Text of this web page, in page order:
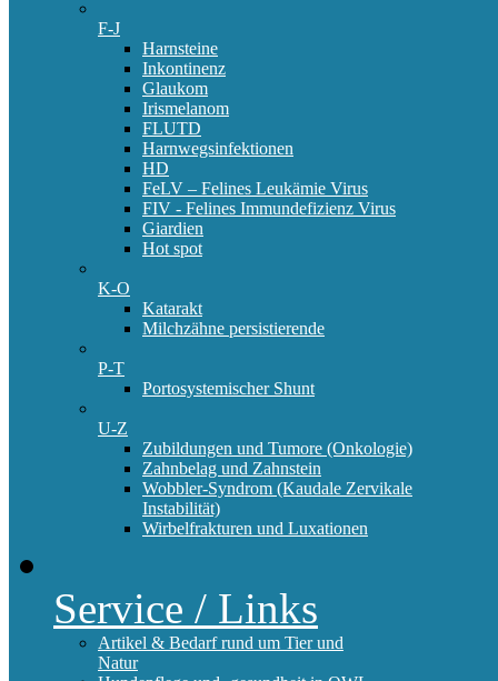
F-J
Harnsteine
Inkontinenz
Glaukom
Irismelanom
FLUTD
Harnwegsinfektionen
HD
FeLV – Felines Leukämie Virus
FIV - Felines Immundefizienz Virus
Giardien
Hot spot
K-O
Katarakt
Milchzähne persistierende
P-T
Portosystemischer Shunt
U-Z
Zubildungen und Tumore (Onkologie)
Zahnbelag und Zahnstein
Wobbler-Syndrom (Kaudale Zervikale
Instabilität)
Wirbelfrakturen und Luxationen
Service / Links
Artikel & Bedarf rund um Tier und
Natur